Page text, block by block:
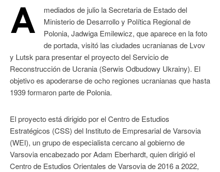
A
mediados de julio la Secretaria de Estado del
Ministerio de Desarrollo y Política Regional de
Polonia, Jadwiga Emilewicz, que aparece en la foto
de portada, visitó las ciudades ucranianas de Lvov
y Lutsk para presentar el proyecto del Servicio de
Reconstrucción de Ucrania (Serwis Odbudowy Ukrainy). El
objetivo es apoderarse de ocho regiones ucranianas que hasta
1939 formaron parte de Polonia.
El proyecto está dirigido por el Centro de Estudios
Estratégicos (CSS) del Instituto de Empresarial de Varsovia
(WEI), un grupo de especialista cercano al gobierno de
Varsovia encabezado por Adam Eberhardt, quien dirigió el
Centro de Estudios Orientales de Varsovia de 2016 a 2022,